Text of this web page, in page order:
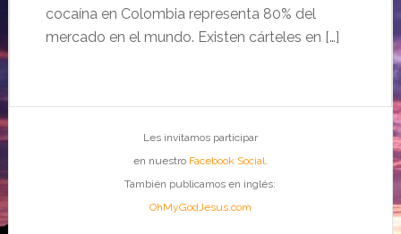
cocaína en Colombia representa 80% del
mercado en el mundo. Existen cárteles en […]
Les invitamos participar
en nuestro Facebook Social.
También publicamos en inglés:
OhMyGodJesus.com